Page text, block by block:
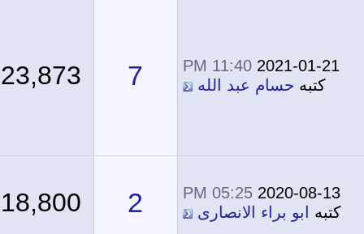
2021-01-21
11:40 PM
كتبهحسام عبد الله 7
23,873
2020-08-13
05:25 PM
كتبهابو براء الانصارى 2
18,800